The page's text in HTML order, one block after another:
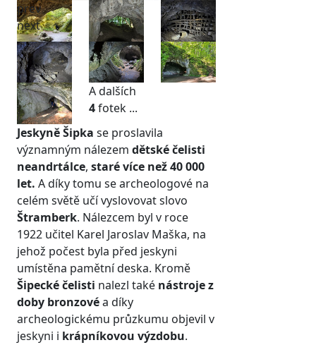
prev
next
A dalších
4fotek ...
Jeskyně Šipka se proslavila
významným nálezem dětské čelisti
neandrtálce, staré více než 40 000
let. A díky tomu se archeologové na
celém světě učí vyslovovat slovo
Štramberk. Nálezcem byl v roce
1922 učitel Karel Jaroslav Maška, na
jehož počest byla před jeskyni
umístěna pamětní deska. Kromě
Šipecké čelisti nalezl také nástroje z
doby bronzovéa díky
archeologickému průzkumu objevil v
jeskyni i krápníkovou výzdobu.